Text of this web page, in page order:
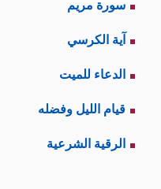
سورة مريم
آية الكرسي
الدعاء للميت
قيام الليل وفضله
الرقية الشرعية